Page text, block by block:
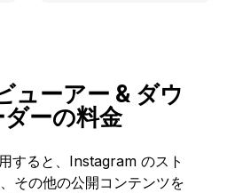
ーアー & ダウ
ーの料金
すると、Instagram のスト
その他の公開コンテンツを